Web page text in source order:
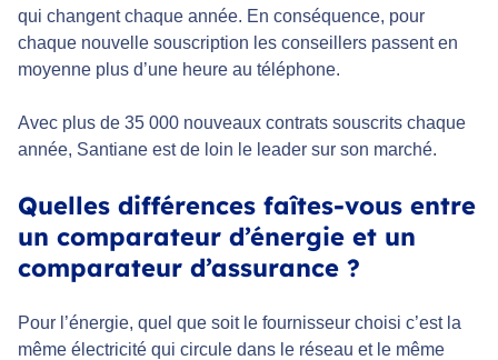
qui changent chaque année. En conséquence, pour
chaque nouvelle souscription les conseillers passent en
moyenne plus d’une heure au téléphone.
Avec plus de 35 000 nouveaux contrats souscrits chaque
année, Santiane est de loin le leader sur son marché.
Quelles différences faîtes-vous entre
un comparateur d’énergie et un
comparateur d’assurance ?
Pour l’énergie, quel que soit le fournisseur choisi c’est la
même électricité qui circule dans le réseau et le même